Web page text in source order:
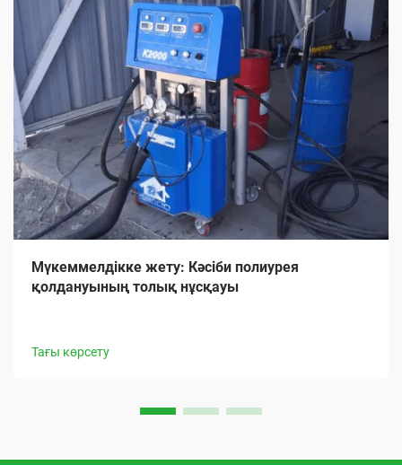
Мүкеммелдікке жету: Кәсіби полиурея
қолдануының толық нұсқауы
Тағы көрсету